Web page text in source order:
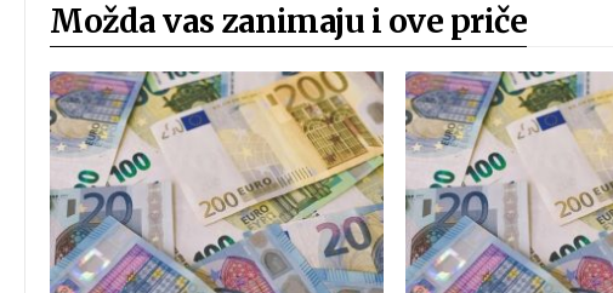
Možda vas zanimaju i ove priče